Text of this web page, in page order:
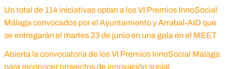
Un total de 114 iniciativas optan a los VI Premios InnoSocial
Málaga convocados por el Ayuntamiento y Arrabal-AID que
se entregarán el martes 23 de junio en una gala en el MEET
Abierta la convocatoria de los VI Premios InnoSocial Málaga
para reconocer proyectos de innovación social